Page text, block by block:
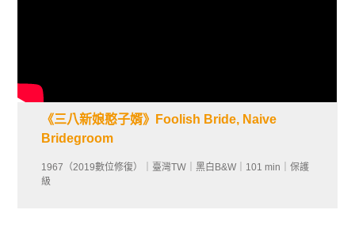
《三八新娘憨子婿》Foolish Bride, Naive
Bridegroom
1967（2019數位修復）｜臺灣TＷ｜黑白B&W｜101 min｜保護
級